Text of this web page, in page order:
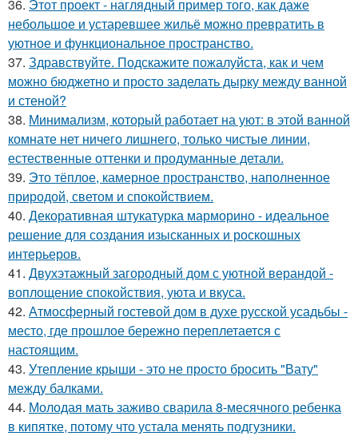
36. Этот проект - наглядный пример того, как даже
небольшое и устаревшее жильё можно превратить в
уютное и функциональное пространство.
37. Здравствуйте. Подскажите пожалуйста, как и чем
можно бюджетно и просто заделать дырку между ванной
и стеной?
38. Минимализм, который работает на уют: в этой ванной
комнате нет ничего лишнего, только чистые линии,
естественные оттенки и продуманные детали.
39. Это тёплое, камерное пространство, наполненное
природой, светом и спокойствием.
40. Декоративная штукатурка марморино - идеальное
решение для создания изысканных и роскошных
интерьеров.
41. Двухэтажный загородный дом с уютной верандой -
воплощение спокойствия, уюта и вкуса.
42. Атмосферный гостевой дом в духе русской усадьбы -
место, где прошлое бережно переплетается с
настоящим.
43. Утепление крыши - это не просто бросить "Вату"
между балками.
44. Молодая мать заживо сварила 8-месячного ребенка
в кипятке, потому что устала менять подгузники.